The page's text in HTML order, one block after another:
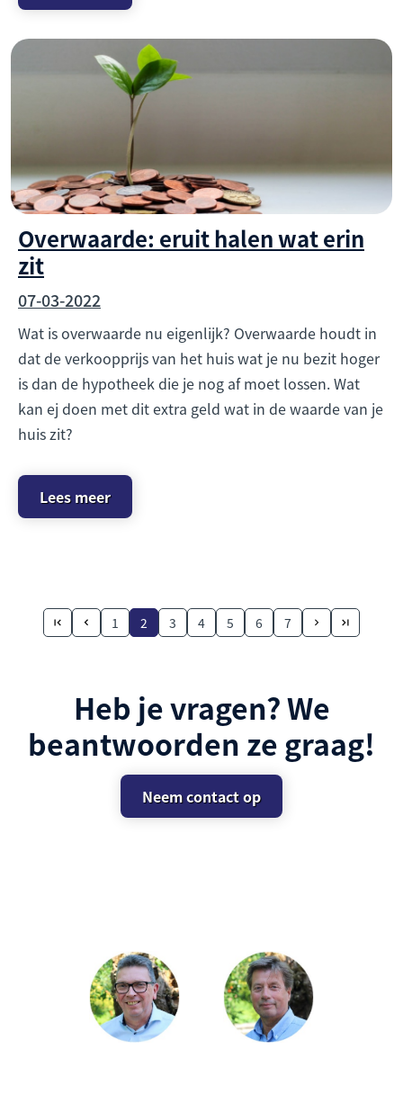
Overwaarde: eruit halen wat erin
zit
07-03-2022
Wat is overwaarde nu eigenlijk? Overwaarde houdt in
dat de verkoopprijs van het huis wat je nu bezit hoger
is dan de hypotheek die je nog af moet lossen. Wat
kan ej doen met dit extra geld wat in de waarde van je
huis zit?
Lees meer
1 2 3 4 5 6 7
Heb je vragen? We
beantwoorden ze graag!
Neem contact op